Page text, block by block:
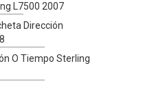
L7500 2007
Dirección
O Tiempo Sterling